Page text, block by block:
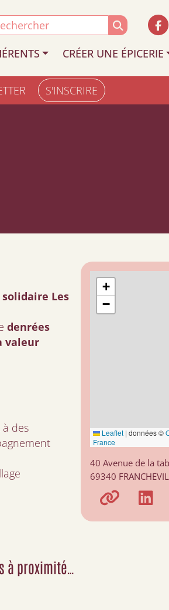
CRÉER UNE ÉPICERIE
S'INSCRIRE
Les
denrées
valeur
des
+
−
Leaflet | données ©
France
40 Avenue de la
69340
à proximité…